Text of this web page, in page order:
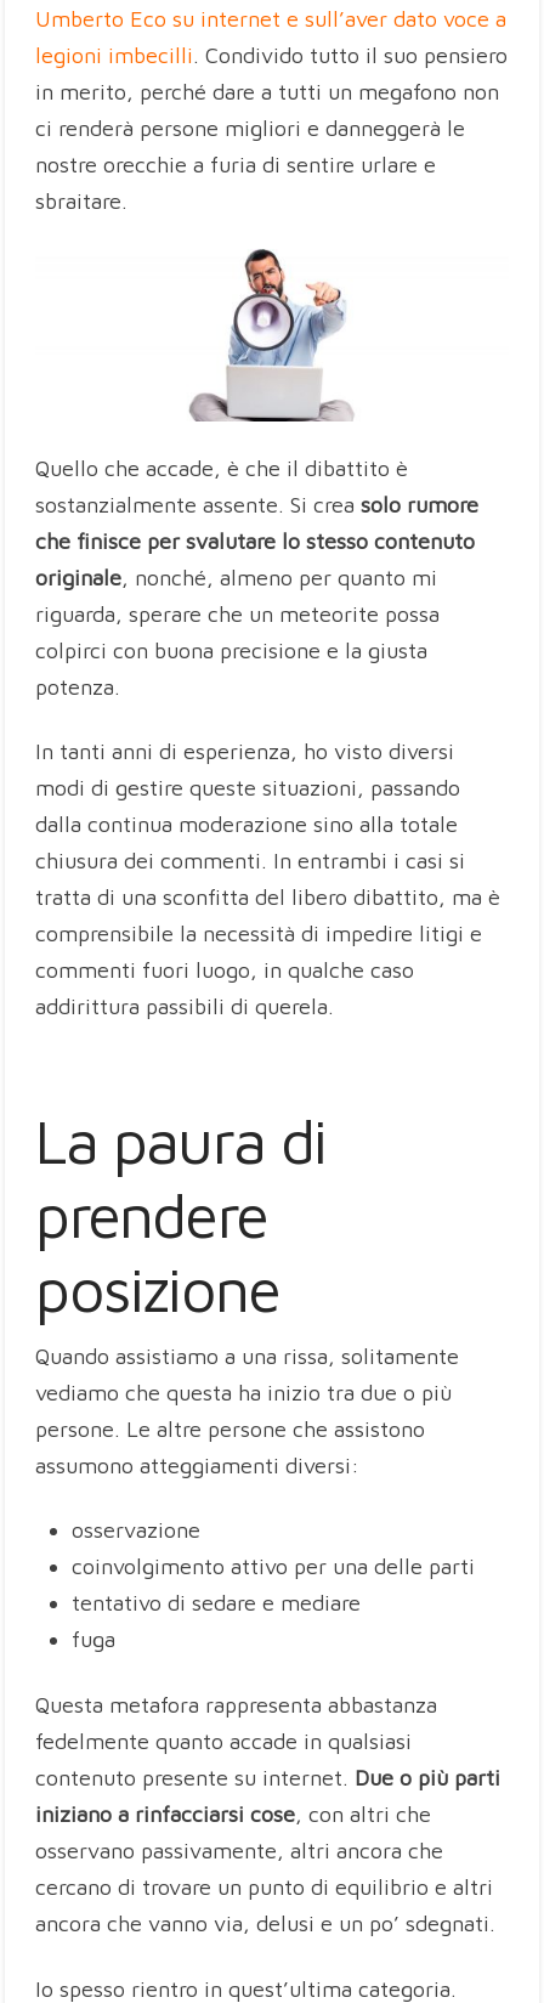
Umberto Eco su internet e sull’aver dato voce a
legioni imbecilli. Condivido tutto il suo pensiero
in merito, perché dare a tutti un megafono non
ci renderà persone migliori e danneggerà le
nostre orecchie a furia di sentire urlare e
sbraitare.
Quello che accade, è che il dibattito è
sostanzialmente assente. Si creasolo rumore
che finisce per svalutare lo stesso contenuto
originale, nonché, almeno per quanto mi
riguarda, sperare che un meteorite possa
colpirci con buona precisione e la giusta
potenza.
In tanti anni di esperienza, ho visto diversi
modi di gestire queste situazioni, passando
dalla continua moderazione sino alla totale
chiusura dei commenti. In entrambi i casi si
tratta di una sconfitta del libero dibattito, ma è
comprensibile la necessità di impedire litigi e
commenti fuori luogo, in qualche caso
addirittura passibili di querela.
La paura di
prendere
posizione
Quando assistiamo a una rissa, solitamente
vediamo che questa ha inizio tra due o più
persone. Le altre persone che assistono
assumono atteggiamenti diversi:
osservazione
coinvolgimento attivo per una delle parti
tentativo di sedare e mediare
fuga
Questa metafora rappresenta abbastanza
fedelmente quanto accade in qualsiasi
contenuto presente su internet. Due o più parti
iniziano a rinfacciarsi cose, con altri che
osservano passivamente, altri ancora che
cercano di trovare un punto di equilibrio e altri
ancora che vanno via, delusi e un po’ sdegnati.
Io spesso rientro in quest’ultima categoria.